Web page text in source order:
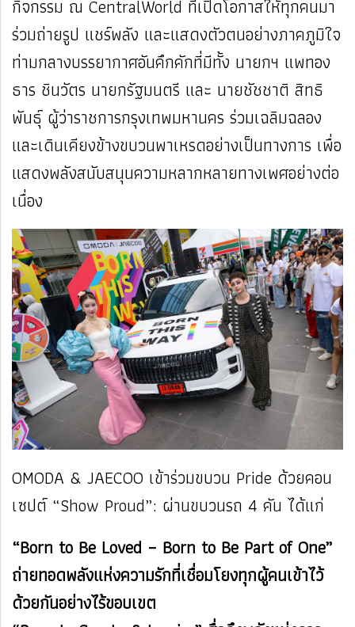
กิจกรรม ณ CentralWorld ที่เปิดโอกาสให้ทุกคนมา
ร่วมถ่ายรูป แชร์พลัง และแสดงตัวตนอย่างภาคภูมิใจ
ท่ามกลางบรรยากาศอันคึกคักที่มีทั้ง นายกฯ แพทอง
ธาร ชินวัตร นายกรัฐมนตรี และ นายชัชชาติ สิทธิ
พันธุ์ ผู้ว่าราชการกรุงเทพมหานคร ร่วมเฉลิมฉลอง
และเดินเคียงข้างขบวนพาเหรดอย่างเป็นทางการ เพื่อ
แสดงพลังสนับสนุนความหลากหลายทางเพศอย่างต่อ
เนื่อง
OMODA & JAECOO เข้าร่วมขบวน Pride ด้วยคอน
เซปต์ “Show Proud”: ผ่านขบวนรถ 4 คัน ได้แก่
“Born to Be Loved – Born to Be Part of One”
ถ่ายทอดพลังแห่งความรักที่เชื่อมโยงทุกผู้คนเข้าไว้
ด้วยกันอย่างไร้ขอบเขต